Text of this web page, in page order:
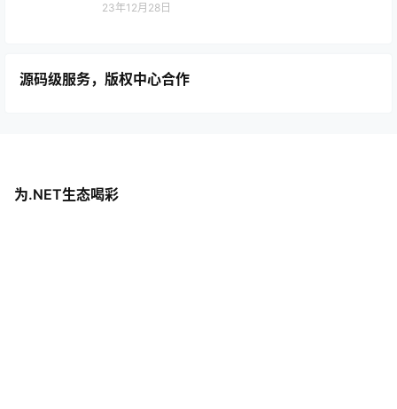
23年12月28日
源码级服务，版权中心合作
为.NET生态喝彩